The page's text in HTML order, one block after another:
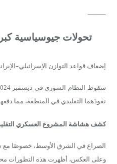
⸻
تحولات جيوسياسية
إضعاف قواعد التوازن
نفوذهما التقليدي في المنطقة، مما
كشف هشاشة المشروع العسكري
الصراع في الشرق الأوسط، خصوصًا مع
وعلى العكس، أظهرت هذه التطورات